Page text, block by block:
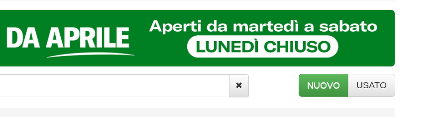
NUOVO USATO